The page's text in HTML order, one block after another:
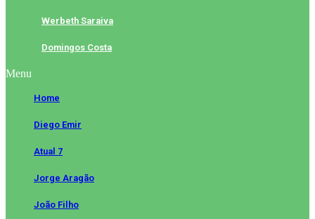
Werbeth Saraiva
Domingos Costa
Menu
Home
Diego Emir
Atual 7
Jorge Aragão
João Filho